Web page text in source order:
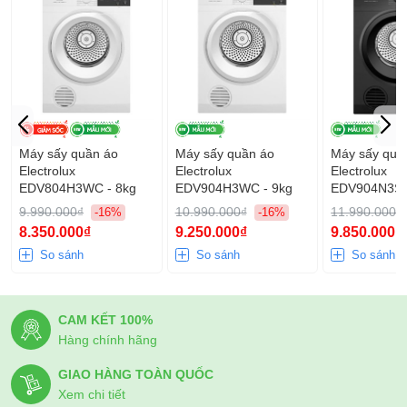
Extended Tumble : Tăng giảm chu trình sấy
- Deactivate: không kích hoạt
Temparatuređể chọn nhiệt độ sấy. Có 3 mức nhiệt độ
- Regular (Sấy nhiệt độ cao): Nên sử dụng cho đồ Cotons,
Máy sấy quần áo
Electrolux
EDV804H3WC - 8kg
9.990.000₫
-16%
8.350.000₫
So sánh
Máy sấy quần áo
Electrolux
EDV904H3WC - 9kg
10.990.000₫
-16%
9.250.000₫
So sánh
Máy sấy
Electrolux
11.990.000₫
9.850.000₫
So sánh
CAM KẾT 100%
Hàng chính hãng
GIAO HÀNG TOÀN QUỐC
Xem chi tiết